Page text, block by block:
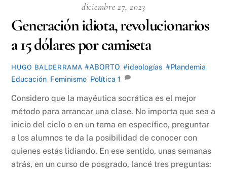
diciembre 27, 2023
Generación idiota, revolucionarios
a 15 dólares por camiseta
HUGO BALDERRAMA #ABORTO ,#ideologías ,#Plandemia
Educación Feminismo Política 1
Considero que la mayéutica socrática es el mejor
método para arrancar una clase. No importa que sea a
inicio del ciclo o en un tema en específico, preguntar
a los alumnos te da la posibilidad de conocer con
quienes estás lidiando. En ese sentido, unas semanas
atrás, en un curso de posgrado, lancé tres preguntas: